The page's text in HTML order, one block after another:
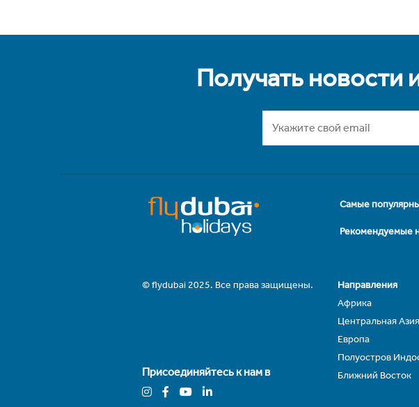
Получать новости
Самые
Рекомендуемые
© flydubai 2025. Все права защищены.
Присоединяйтесь к нам в
Направления
Африка
Центральная Азия
Европа
Полуостров
Ближний Восток